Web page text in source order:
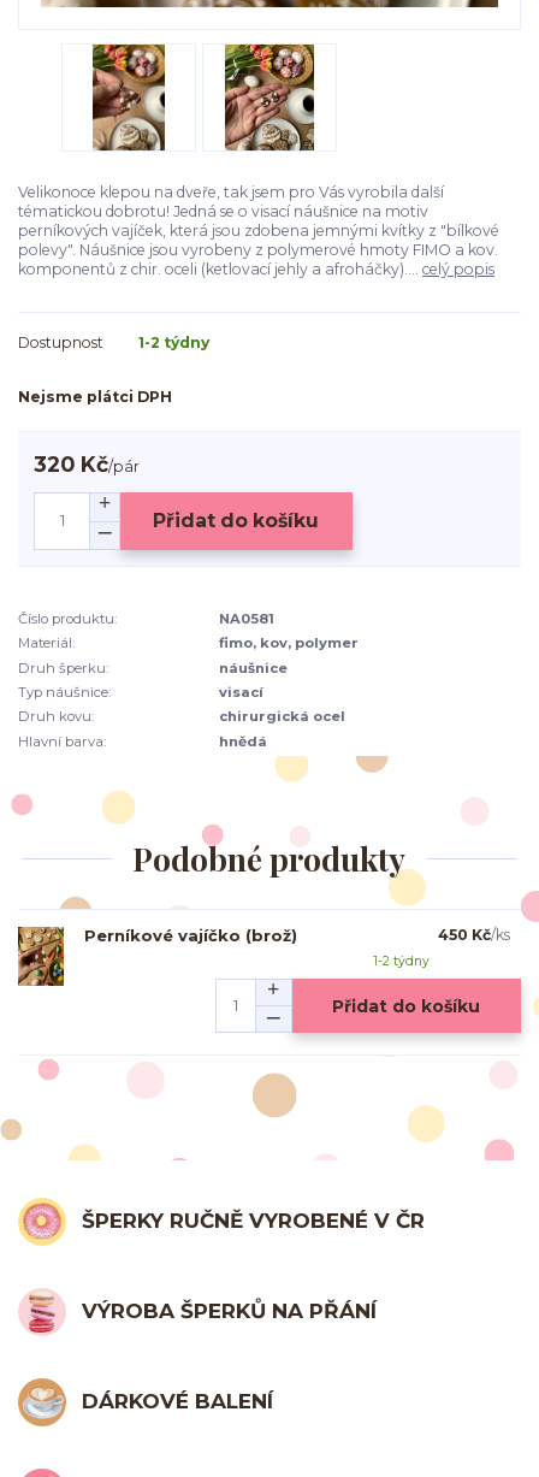
Velikonoce klepou na dveře, tak jsem pro Vás vyrobila další
tématickou dobrotu! Jedná se o visací náušnice na motiv
perníkových vajíček, která jsou zdobena jemnými kvítky z "bílkové
polevy". Náušnice jsou vyrobeny z polymerové hmoty FIMO a kov.
komponentů z chir. oceli (ketlovací jehly a afroháčky).... celý popis
Dostupnost 1-2 týdny
Nejsme plátci DPH
320 Kč/pár
Přidat do košíku
Číslo produktu:
NA0581
Materiál:
fimo, kov, polymer
Druh šperku:
náušnice
Typ náušnice:
visací
Druh kovu:
chirurgická ocel
Hlavní barva:
hnědá
Podobné produkty
Perníkové vajíčko (brož) 450 Kč/ks
1-2 týdny
Přidat do košíku
ŠPERKY RUČNĚ VYROBENÉ V ČR
VÝROBA ŠPERKŮ NA PŘÁNÍ
DÁRKOVÉ BALENÍ